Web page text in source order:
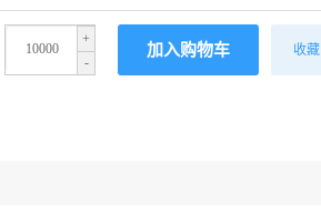
-
+
收藏